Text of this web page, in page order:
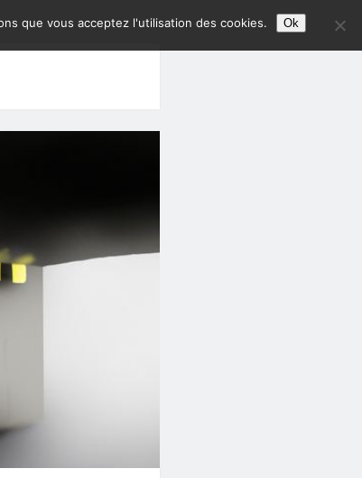
que vous acceptez l'utilisation des cookies. Ok